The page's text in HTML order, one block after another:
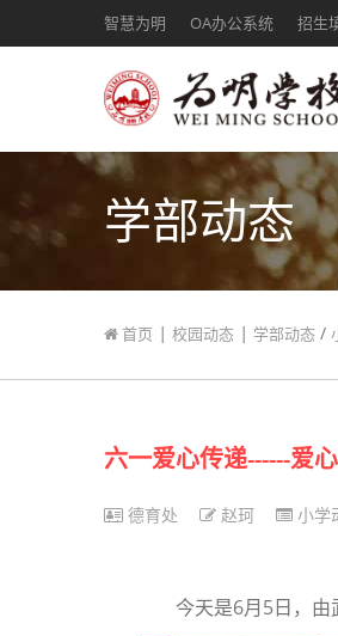
智慧为明 OA办公系统 招生
学部动态
首页 | 校园动态 | 学部动态 /
六一爱心传递------爱
德育处 赵珂 小学
今天是6月5日，由武